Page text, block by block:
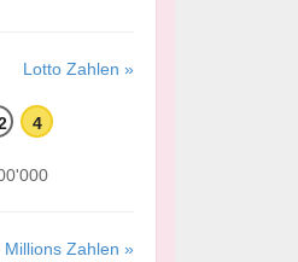
Lotto Zahlen »
4
Millions Zahlen »